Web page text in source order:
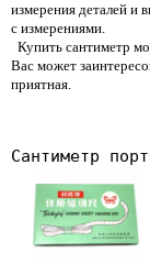
измерения деталей и
с измерениями.
Купить сантиметр
Вас может
приятная.
Сантиметр